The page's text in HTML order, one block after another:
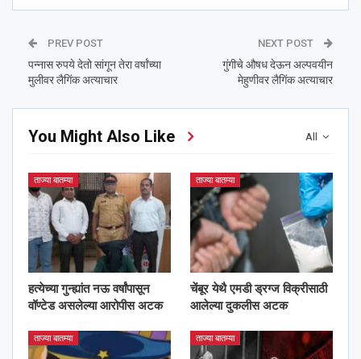
PREV POST
पन्नास रुपये देतो सांगून तेरा वर्षांच्या
मुलीवर लैगिंक अत्याचार
NEXT POST
गुंगीचे औषध देऊन अल्पवयीन
मेहुणीवर लैगिंक अत्याचार
All
You Might Also Like
ताज्या बातम्या
हत्येच्या गुन्ह्यांत नऊ वर्षांपासून
वॉण्टेड असलेल्या आरोपीस अटक
ताज्या बातम्या
चेंबूर येथै एमडी ड्रग्ज विक्रीसाठी
आलेल्या दुकलीस अटक
ताज्या बातम्या ताज्या बातम्या